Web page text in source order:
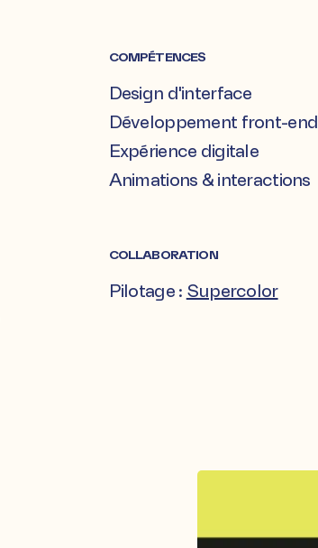
COMPÉTENCES
Design d'interface
Développement front-end
Expérience digitale
Animations & interactions
COLLABORATION
Pilotage : Supercolor